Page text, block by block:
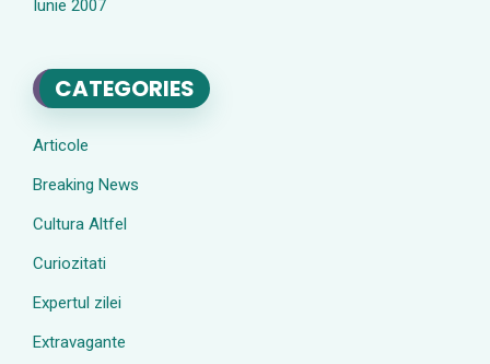
Iunie 2007
CATEGORIES
Articole
Breaking News
Cultura Altfel
Curiozitati
Expertul zilei
Extravagante